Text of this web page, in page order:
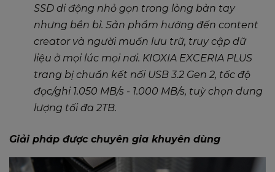
SSD di động nhỏ gọn trong lòng bàn tay
nhưng bền bỉ. Sản phẩm hướng đến content
creator và người muốn lưu trữ, truy cập dữ
liệu ở mọi lúc mọi nơi. KIOXIA EXCERIA PLUS
trang bị chuẩn kết nối USB 3.2 Gen 2, tốc độ
đọc/ghi 1.050 MB/s - 1.000 MB/s, tuỳ chọn dung
lượng tối đa 2TB.
Giải pháp được chuyên gia khuyên dùng​